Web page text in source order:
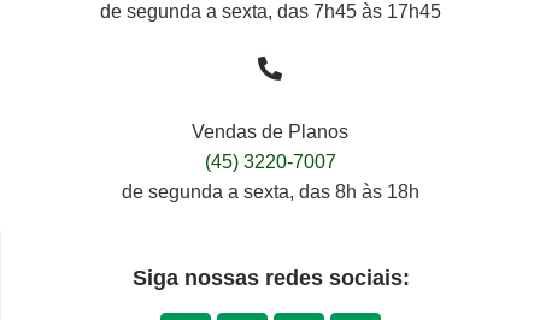
de segunda a sexta, das 7h45 às 17h45
Vendas de Planos
(45) 3220-7007
de segunda a sexta, das 8h às 18h
Siga nossas redes sociais: